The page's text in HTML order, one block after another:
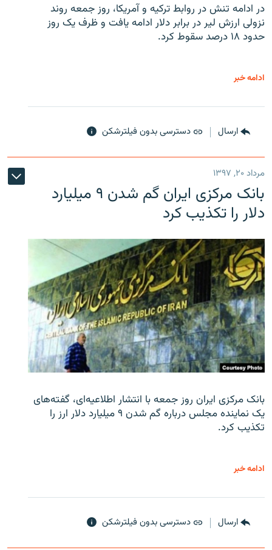
در ادامه تنش در روابط ترکیه و آمریکا، روز جمعه روند
نزولی ارزش لیر در برابر دلار ادامه یافت و ظرف یک روز
حدود ۱۸ درصد سقوط کرد.
ادامه خبر
ارسال دسترسی بدون فیلترشکن
مرداد ۲۰, ۱۳۹۷
بانک مرکزی ایران گم شدن ۹ میلیارد
دلار را تکذیب کرد
بانک مرکزی ایران روز جمعه با انتشار اطلاعیه‌ای، گفته‌های
یک نماینده مجلس درباره گم شدن ۹ میلیارد دلار ارز را
تکذیب کرد.
ادامه خبر
ارسال دسترسی بدون فیلترشکن